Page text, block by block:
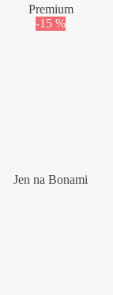
Premium
-15 %
Jen na Bonami